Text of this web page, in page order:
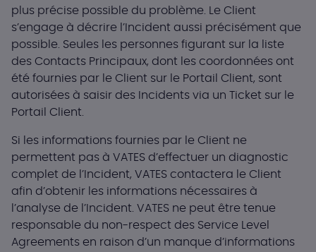
plus précise possible du problème. Le Client
s’engage à décrire l’Incident aussi précisément que
possible. Seules les personnes figurant sur la liste
des Contacts Principaux, dont les coordonnées ont
été fournies par le Client sur le Portail Client, sont
autorisées à saisir des Incidents via un Ticket sur le
Portail Client.
Si les informations fournies par le Client ne
permettent pas à VATES d’effectuer un diagnostic
complet de l’Incident, VATES contactera le Client
afin d’obtenir les informations nécessaires à
l’analyse de l’Incident. VATES ne peut être tenue
responsable du non-respect des Service Level
Agreements en raison d’un manque d’informations